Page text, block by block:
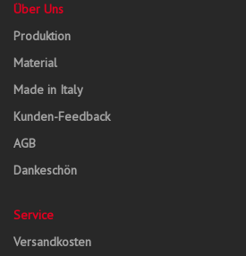
Über Uns
Produktion
Material
Made in Italy
Kunden-Feedback
AGB
Dankeschön
Service
Versandkosten